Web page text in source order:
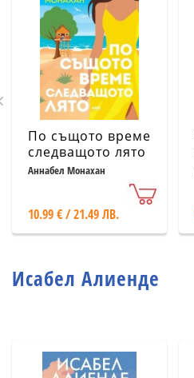
По същото време
следващото лято
Аннабел Монахан
10.99 € / 21.49 ЛВ.
Исабел Алиенде